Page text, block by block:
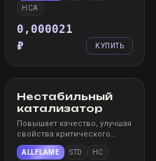
HCA
0,000021
₽
КУПИТЬ
Нестабильный
катализатор
Повышает качество, улучшая
свойства критического
удара кольца, амулета или
пояса
ALLFLAME STD
HC